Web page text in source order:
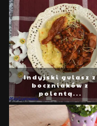
Indyjski gulasz z
boczniaków z
polentą...